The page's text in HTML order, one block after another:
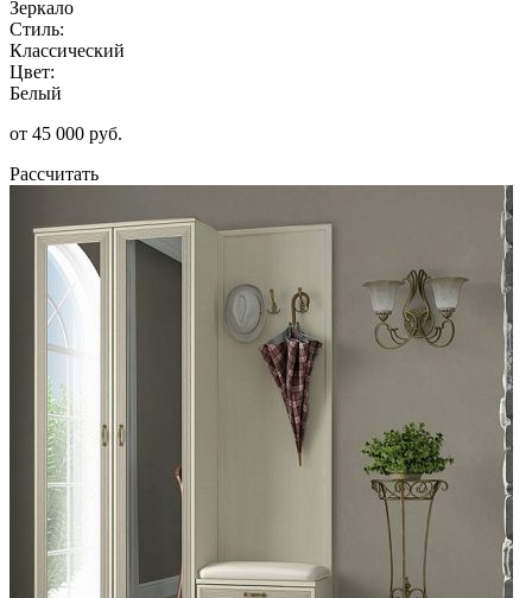
Зеркало
Стиль:
Классический
Цвет:
Белый
от 45 000 руб.
Рассчитать